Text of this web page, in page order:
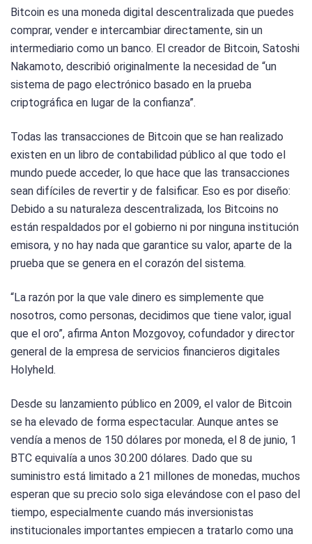
Bitcoin es una moneda digital descentralizada que puedes
comprar, vender e intercambiar directamente, sin un
intermediario como un banco. El creador de Bitcoin, Satoshi
Nakamoto, describió originalmente la necesidad de “un
sistema de pago electrónico basado en la prueba
criptográfica en lugar de la confianza”.
Todas las transacciones de Bitcoin que se han realizado
existen en un libro de contabilidad público al que todo el
mundo puede acceder, lo que hace que las transacciones
sean difíciles de revertir y de falsificar. Eso es por diseño:
Debido a su naturaleza descentralizada, los Bitcoins no
están respaldados por el gobierno ni por ninguna institución
emisora, y no hay nada que garantice su valor, aparte de la
prueba que se genera en el corazón del sistema.
“La razón por la que vale dinero es simplemente que
nosotros, como personas, decidimos que tiene valor, igual
que el oro”, afirma Anton Mozgovoy, cofundador y director
general de la empresa de servicios financieros digitales
Holyheld.
Desde su lanzamiento público en 2009, el valor de Bitcoin
se ha elevado de forma espectacular. Aunque antes se
vendía a menos de 150 dólares por moneda, el 8 de junio, 1
BTC equivalía a unos 30.200 dólares. Dado que su
suministro está limitado a 21 millones de monedas, muchos
esperan que su precio solo siga elevándose con el paso del
tiempo, especialmente cuando más inversionistas
institucionales importantes empiecen a tratarlo como una